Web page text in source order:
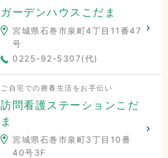
ガーデンハウスこだま
宮城県石巻市泉町4丁目11番47
号
0225-92-5307(代)
ご自宅での療養生活をお手伝い
訪問看護ステーションこだ
ま
宮城県石巻市泉町3丁目10番
40号3F